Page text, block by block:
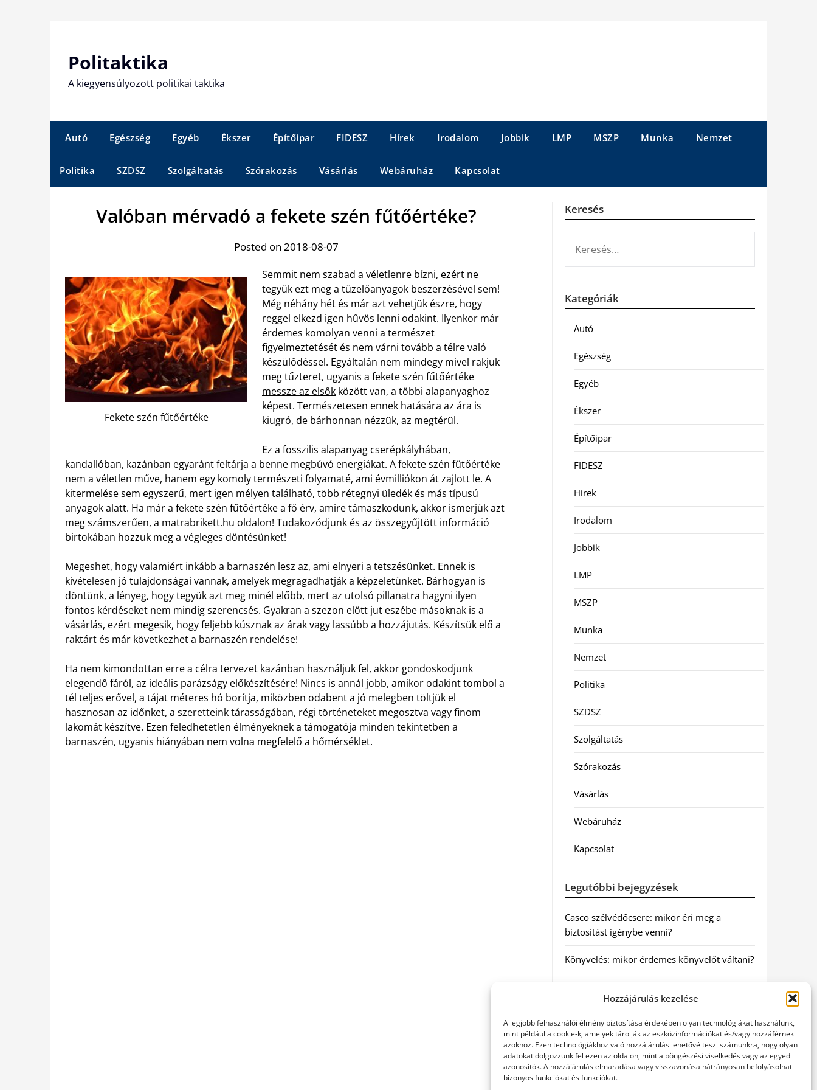
Hozzájárulás kezelése
A legjobb felhasználói élmény biztosítása érdekében olyan technológiákat használunk,
mint például a cookie-k, amelyek tárolják az eszközinformációkat és/vagy hozzáférnek
azokhoz. Ezen technológiákhoz való hozzájárulás lehetővé teszi számunkra, hogy olyan
adatokat dolgozzunk fel ezen az oldalon, mint a böngészési viselkedés vagy az egyedi
azonosítók. A hozzájárulás elmaradása vagy visszavonása hátrányosan befolyásolhat
bizonyos funkciókat és funkciókat.
Politaktika
A kiegyensúlyozott politikai taktika
Autó Egészség Egyéb Ékszer Építőipar FIDESZ Hírek Irodalom Jobbik LMP MSZP Munka Nemzet
Politika SZDSZ Szolgáltatás Szórakozás Vásárlás Webáruház Kapcsolat
Valóban mérvadó a fekete szén fűtőértéke?
Posted on 2018-08-07
Fekete szén fűtőértéke
Semmit nem szabad a véletlenre bízni, ezért ne
tegyük ezt meg a tüzelőanyagok beszerzésével sem!
Még néhány hét és már azt vehetjük észre, hogy
reggel elkezd igen hűvös lenni odakint. Ilyenkor már
érdemes komolyan venni a természet
figyelmeztetését és nem várni tovább a télre való
készülődéssel. Egyáltalán nem mindegy mivel rakjuk
meg tűzteret, ugyanis a fekete szén fűtőértéke
messze az elsők között van, a többi alapanyaghoz
képest. Természetesen ennek hatására az ára is
kiugró, de bárhonnan nézzük, az megtérül.
Ez a fosszilis alapanyag cserépkályhában,
kandallóban, kazánban egyaránt feltárja a benne megbúvó energiákat. A fekete szén fűtőértéke
nem a véletlen műve, hanem egy komoly természeti folyamaté, ami évmilliókon át zajlott le. A
kitermelése sem egyszerű, mert igen mélyen található, több rétegnyi üledék és más típusú
anyagok alatt. Ha már a fekete szén fűtőértéke a fő érv, amire támaszkodunk, akkor ismerjük azt
meg számszerűen, a matrabrikett.hu oldalon! Tudakozódjunk és az összegyűjtött információ
birtokában hozzuk meg a végleges döntésünket!
Megeshet, hogyvalamiért inkább a barnaszén lesz az, ami elnyeri a tetszésünket. Ennek is
kivételesen jó tulajdonságai vannak, amelyek megragadhatják a képzeletünket. Bárhogyan is
döntünk, a lényeg, hogy tegyük azt meg minél előbb, mert az utolsó pillanatra hagyni ilyen
fontos kérdéseket nem mindig szerencsés. Gyakran a szezon előtt jut eszébe másoknak is a
vásárlás, ezért megesik, hogy feljebb kúsznak az árak vagy lassúbb a hozzájutás. Készítsük elő a
raktárt és már következhet a barnaszén rendelése!
Ha nem kimondottan erre a célra tervezet kazánban használjuk fel, akkor gondoskodjunk
elegendő fáról, az ideális parázságy előkészítésére! Nincs is annál jobb, amikor odakint tombol a
tél teljes erővel, a tájat méteres hó borítja, miközben odabent a jó melegben töltjük el
hasznosan az időnket, a szeretteink tárasságában, régi történeteket megosztva vagy finom
lakomát készítve. Ezen feledhetetlen élményeknek a támogatója minden tekintetben a
barnaszén, ugyanis hiányában nem volna megfelelő a hőmérséklet.
Keresés
Kategóriák
Autó
Egészség
Egyéb
Ékszer
Építőipar
FIDESZ
Hírek
Irodalom
Jobbik
LMP
MSZP
Munka
Nemzet
Politika
SZDSZ
Szolgáltatás
Szórakozás
Vásárlás
Webáruház
Kapcsolat
Legutóbbi bejegyzések
Casco szélvédőcsere: mikor éri meg a
biztosítást igénybe venni?
Könyvelés: mikor érdemes könyvelőt váltani?
szakszerű jogi háttér a biztonságos
Munkajogi ügyvéd: miért nem érdemes várni
a jogi segítséggel